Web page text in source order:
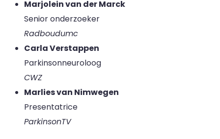
Marjolein van der Marck
Senior onderzoeker
Radboudumc
Carla Verstappen
Parkinsonneuroloog
CWZ
Marlies van Nimwegen
Presentatrice
ParkinsonTV